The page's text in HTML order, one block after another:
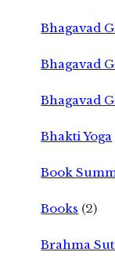
Bhagavad
Bhagavad
Bhagavad
Bhakti Yoga
Book
Books (2)
Brahma